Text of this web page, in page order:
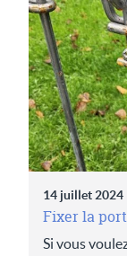
14 juillet 2024
Fixer la
Si vous